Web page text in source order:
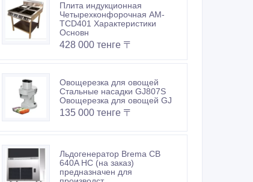
Плита индукционная
Четырехконфорочная AM-
TCD401 Характеристики
Основн
428 000 тенге 〒
Овощерезка для овощей
Стальные насадки GJ807S
Овощерезка для овощей GJ
135 000 тенге 〒
Льдогенератор Brema CB
640A HC (на заказ)
предназначен для